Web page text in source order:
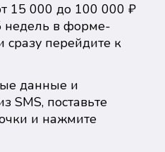
15 000 до 100 000 ₽
недель в форме-
сразу перейдите к
данные и
SMS, поставьте
и нажмите